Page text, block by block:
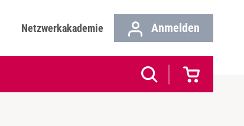
Netzwerkakademie Anmelden